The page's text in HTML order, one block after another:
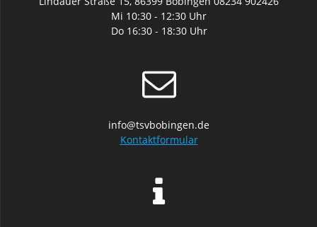
Mi 10:30 - 12:30 Uhr
Do 16:30 - 18:30 Uhr
info@tsvbobingen.de
Kontaktformular